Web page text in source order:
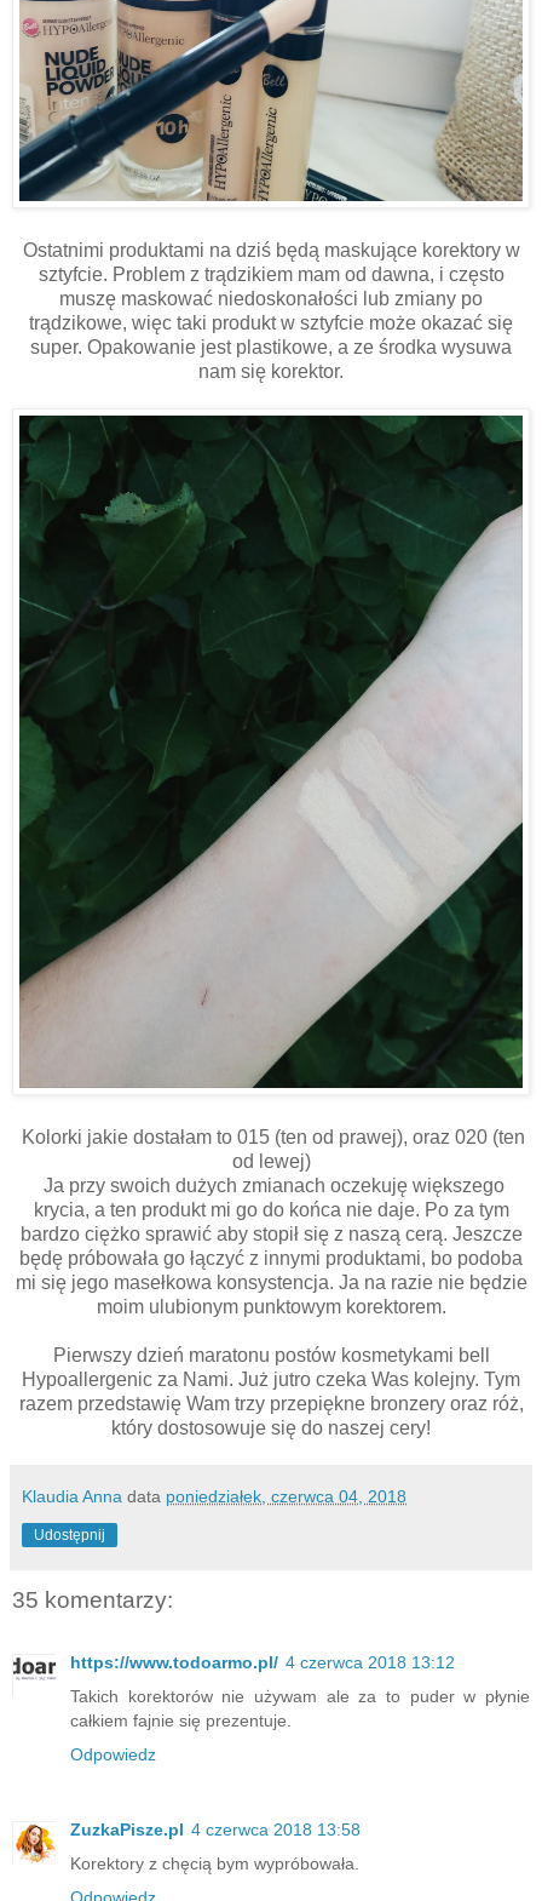
Ostatnimi produktami na dziś będą maskujące korektory w
sztyfcie. Problem z trądzikiem mam od dawna, i często
muszę maskować niedoskonałości lub zmiany po
trądzikowe, więc taki produkt w sztyfcie może okazać się
super. Opakowanie jest plastikowe, a ze środka wysuwa
nam się korektor.
Kolorki jakie dostałam to 015 (ten od prawej), oraz 020 (ten
od lewej)
Ja przy swoich dużych zmianach oczekuję większego
krycia, a ten produkt mi go do końca nie daje. Po za tym
bardzo ciężko sprawić aby stopił się z naszą cerą. Jeszcze
będę próbowała go łączyć z innymi produktami, bo podoba
mi się jego masełkowa konsystencja. Ja na razie nie będzie
moim ulubionym punktowym korektorem.
Pierwszy dzień maratonu postów kosmetykami bell
Hypoallergenic za Nami. Już jutro czeka Was kolejny. Tym
razem przedstawię Wam trzy przepiękne bronzery oraz róż,
który dostosowuje się do naszej cery!
Klaudia Anna data poniedziałek, czerwca 04, 2018
Udostępnij
35 komentarzy:
https://www.todoarmo.pl/ 4 czerwca 2018 13:12
Takich korektorów nie używam ale za to puder w płynie
całkiem fajnie się prezentuje.
Odpowiedz
ZuzkaPisze.pl 4 czerwca 2018 13:58
Korektory z chęcią bym wypróbowała.